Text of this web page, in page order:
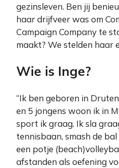
gezinsleven. Ben jij
haar drijfveer was om
Campaign Company te
maakt? We stelden haar
Wie is Inge?
“Ik ben geboren in
en 5 jongens woon ik in
sport ik graag. Ik sla
tennisbaan, smash de
een potje
afstanden als oefening